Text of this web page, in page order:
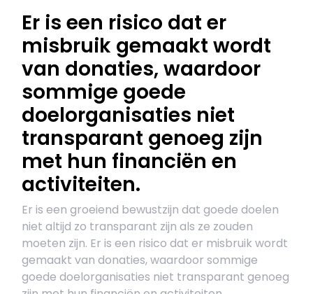
Er is een risico dat er
misbruik gemaakt wordt
van donaties, waardoor
sommige goede
doelorganisaties niet
transparant genoeg zijn
met hun financiën en
activiteiten.
Er is een groeiend bewustzijn dat goede doelen
niet altijd zo transparant zijn als ze zouden
moeten zijn. Er is een risico dat er misbruik wordt
gemaakt van donaties, waardoor sommige
goede doelorganisaties niet transparant genoeg